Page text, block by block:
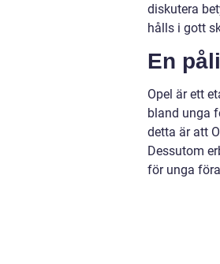
diskutera
hålls i gott
En
Opel är ett
bland unga
detta är att
Dessutom
för unga